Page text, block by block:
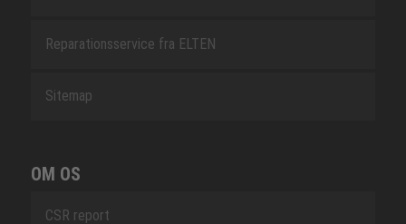
Reparationsservice fra ELTEN
Sitemap
OM OS
CSR report